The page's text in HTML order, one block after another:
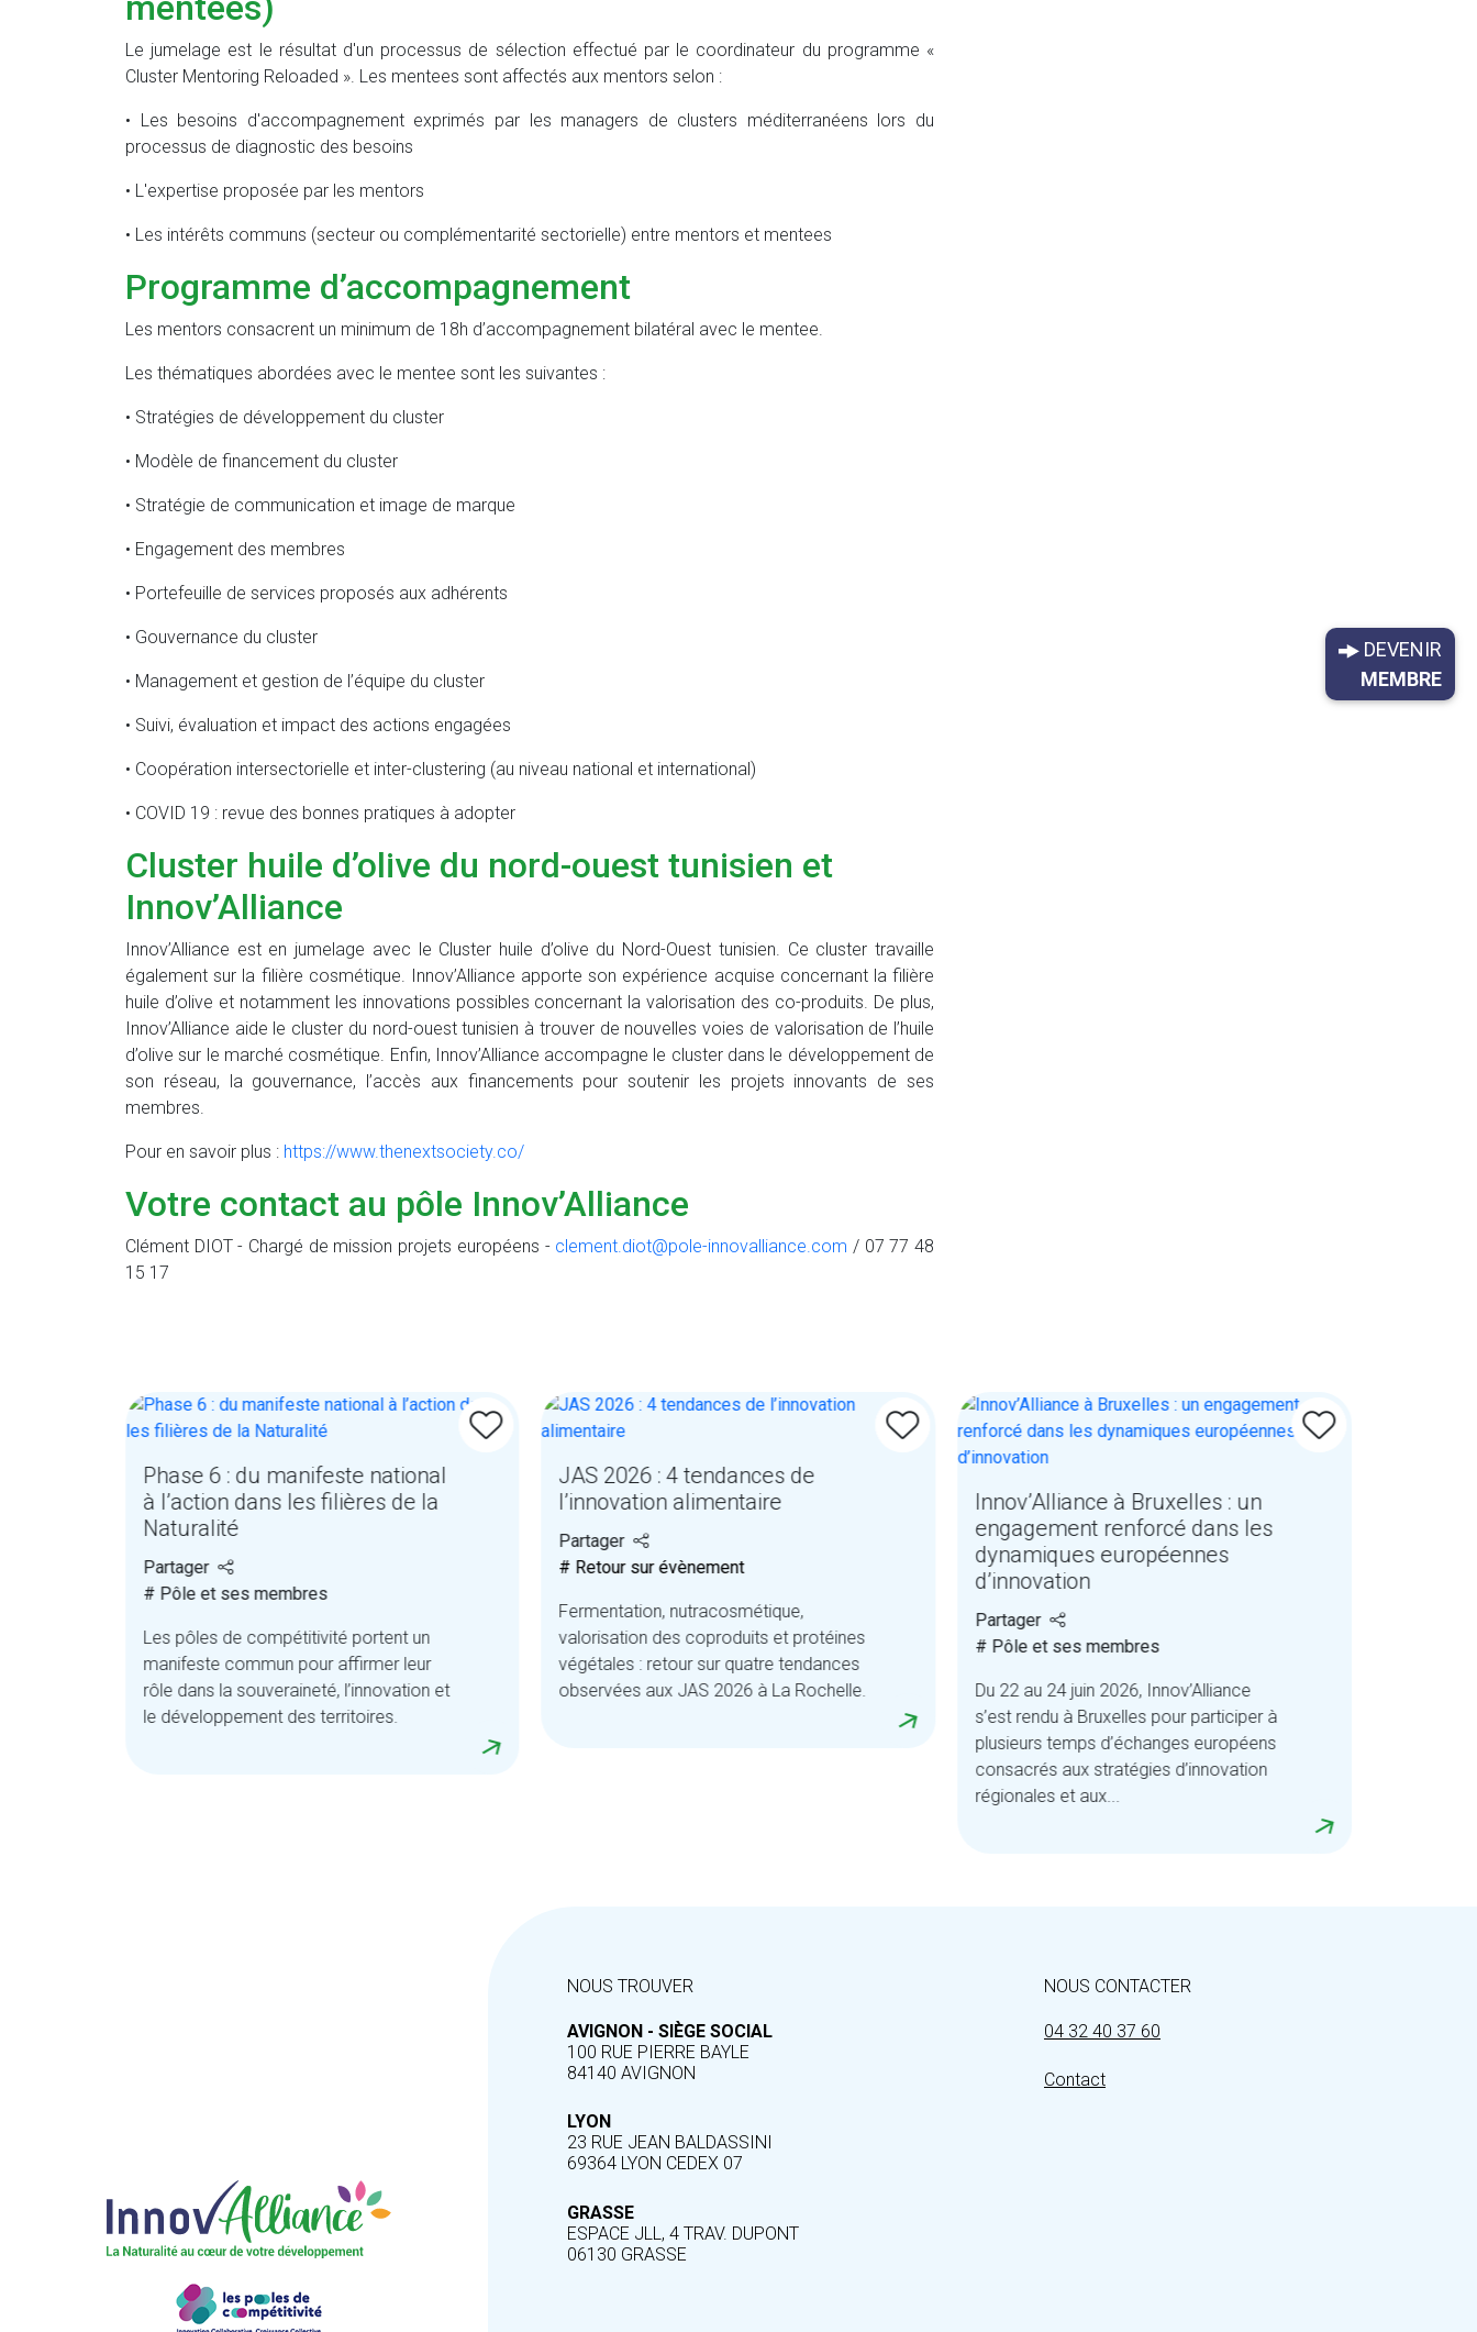
Le jumelage est le résultat d'un processus de sélection effectué par le coordinateur du programme «
Cluster Mentoring Reloaded ». Les mentees sont affectés aux mentors selon :
• Les besoins d'accompagnement exprimés par les managers de clusters méditerranéens lors du
processus de diagnostic des besoins
• L'expertise proposée par les mentors
• Les intérêts communs (secteur ou complémentarité sectorielle) entre mentors et mentees
Programme d’accompagnement
Les mentors consacrent un minimum de 18h d’accompagnement bilatéral avec le mentee.
Les thématiques abordées avec le mentee sont les suivantes :
• Stratégies de développement du cluster
• Modèle de financement du cluster
• Stratégie de communication et image de marque
• Engagement des membres
• Portefeuille de services proposés aux adhérents
• Gouvernance du cluster
• Management et gestion de l’équipe du cluster
• Suivi, évaluation et impact des actions engagées
• Coopération intersectorielle et inter-clustering (au niveau national et international)
• COVID 19 : revue des bonnes pratiques à adopter
Cluster huile d’olive du nord-ouest tunisien et
Innov’Alliance
Innov’Alliance est en jumelage avec le Cluster huile d’olive du Nord-Ouest tunisien. Ce cluster travaille
également sur la filière cosmétique. Innov’Alliance apporte son expérience acquise concernant la filière
huile d’olive et notamment les innovations possibles concernant la valorisation des co-produits. De plus,
Innov’Alliance aide le cluster du nord-ouest tunisien à trouver de nouvelles voies de valorisation de l’huile
d’olive sur le marché cosmétique. Enfin, Innov’Alliance accompagne le cluster dans le développement de
son réseau, la gouvernance, l’accès aux financements pour soutenir les projets innovants de ses
membres.
Pour en savoir plus : https://www.thenextsociety.co/
Votre contact au pôle Innov’Alliance
Clément DIOT - Chargé de mission projets européens - clement.diot@pole-innovalliance.com / 07 77 48
15 17
Phase 6 : du manifeste national
à l’action dans les filières de la
Naturalité
Partager
# Pôle et ses membres
Les pôles de compétitivité portent un
manifeste commun pour affirmer leur
rôle dans la souveraineté, l’innovation et
le développement des territoires.
JAS 2026 : 4 tendances de
l’innovation alimentaire
Partager
# Retour sur évènement
Fermentation, nutracosmétique,
valorisation des coproduits et protéines
végétales : retour sur quatre tendances
observées aux JAS 2026 à La Rochelle.
Innov’Alliance à Bruxelles : un
engagement renforcé dans les
dynamiques européennes
d’innovation
Partager
# Pôle et ses membres
Du 22 au 24 juin 2026, Innov’Alliance
s’est rendu à Bruxelles pour participer à
plusieurs temps d’échanges européens
consacrés aux stratégies d’innovation
régionales et aux...
DEVENIR
MEMBRE
NOUS TROUVER
AVIGNON - SIÈGE SOCIAL
100 RUE PIERRE BAYLE
84140 AVIGNON
LYON
23 RUE JEAN BALDASSINI
69364 LYON CEDEX 07
GRASSE
ESPACE JLL, 4 TRAV. DUPONT
06130 GRASSE
NOUS CONTACTER
04 32 40 37 60
Contact